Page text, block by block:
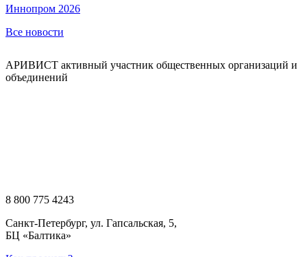
Иннопром 2026
Все новости
АРИВИСТ активный участник общественных организаций и
объединений
8 800 775 4243
Санкт-Петербург, ул. Гапсальская, 5,
БЦ «Балтика»